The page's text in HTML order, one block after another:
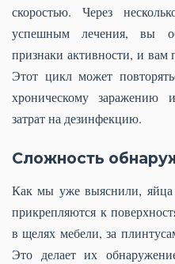
скоростью. Через
успешным лечения, вы
признаки активности, и вам
Этот цикл может
хроническому заражению
затрат на дезинфекцию.
Сложность
Как мы уже выяснили,
прикрепляются к
в щелях мебели, за
Это делает их